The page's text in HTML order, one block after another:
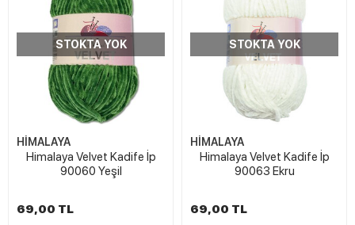
STOKTA YOK
HİMALAYA
Himalaya Velvet Kadife İp
90060 Yeşil
69,00 TL
STOKTA YOK
HİMALAYA
Himalaya Velvet Kadife İp
90063 Ekru
69,00 TL